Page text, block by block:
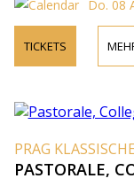
Do. 08
TICKETS
PRAG
PASTORALE,